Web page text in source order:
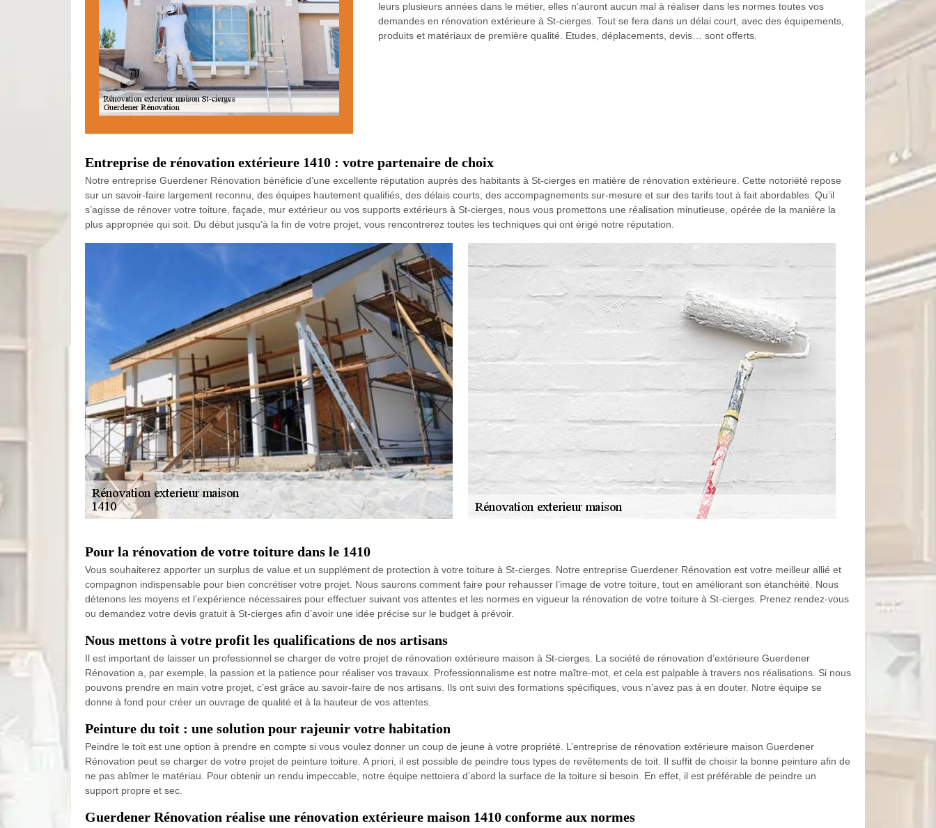
leurs plusieurs années dans le métier, elles n’auront aucun mal à réaliser dans les normes toutes vos
demandes en rénovation extérieure à St-cierges. Tout se fera dans un délai court, avec des équipements,
produits et matériaux de première qualité. Etudes, déplacements, devis… sont offerts.
Entreprise de rénovation extérieure 1410 : votre partenaire de choix
Notre entreprise Guerdener Rénovation bénéficie d’une excellente réputation auprès des habitants à St-cierges en matière de rénovation extérieure. Cette notoriété repose
sur un savoir-faire largement reconnu, des équipes hautement qualifiés, des délais courts, des accompagnements sur-mesure et sur des tarifs tout à fait abordables. Qu’il
s’agisse de rénover votre toiture, façade, mur extérieur ou vos supports extérieurs à St-cierges, nous vous promettons une réalisation minutieuse, opérée de la manière la
plus appropriée qui soit. Du début jusqu’à la fin de votre projet, vous rencontrerez toutes les techniques qui ont érigé notre réputation.
Pour la rénovation de votre toiture dans le 1410
Vous souhaiterez apporter un surplus de value et un supplément de protection à votre toiture à St-cierges. Notre entreprise Guerdener Rénovation est votre meilleur allié et
compagnon indispensable pour bien concrétiser votre projet. Nous saurons comment faire pour rehausser l’image de votre toiture, tout en améliorant son étanchéité. Nous
détenons les moyens et l’expérience nécessaires pour effectuer suivant vos attentes et les normes en vigueur la rénovation de votre toiture à St-cierges. Prenez rendez-vous
ou demandez votre devis gratuit à St-cierges afin d’avoir une idée précise sur le budget à prévoir.
Nous mettons à votre profit les qualifications de nos artisans
Il est important de laisser un professionnel se charger de votre projet de rénovation extérieure maison à St-cierges. La société de rénovation d’extérieure Guerdener
Rénovation a, par exemple, la passion et la patience pour réaliser vos travaux. Professionnalisme est notre maître-mot, et cela est palpable à travers nos réalisations. Si nous
pouvons prendre en main votre projet, c’est grâce au savoir-faire de nos artisans. Ils ont suivi des formations spécifiques, vous n’avez pas à en douter. Notre équipe se
donne à fond pour créer un ouvrage de qualité et à la hauteur de vos attentes.
Peinture du toit : une solution pour rajeunir votre habitation
Peindre le toit est une option à prendre en compte si vous voulez donner un coup de jeune à votre propriété. L’entreprise de rénovation extérieure maison Guerdener
Rénovation peut se charger de votre projet de peinture toiture. A priori, il est possible de peindre tous types de revêtements de toit. Il suffit de choisir la bonne peinture afin de
ne pas abîmer le matériau. Pour obtenir un rendu impeccable, notre équipe nettoiera d’abord la surface de la toiture si besoin. En effet, il est préférable de peindre un
support propre et sec.
Guerdener Rénovation réalise une rénovation extérieure maison 1410 conforme aux normes